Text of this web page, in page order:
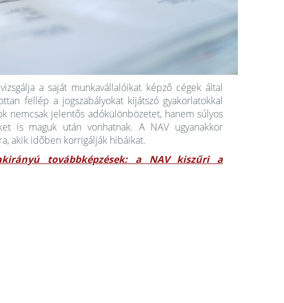
a saját munkavállalóikat képző cégek által
fellép a jogszabályokat kijátszó gyakorlatokkal
nemcsak jelentős adókülönbözetet, hanem súlyos
is maguk után vonhatnak. A NAV ugyanakkor
akik időben korrigálják hibáikat.
továbbképzések: a NAV kiszűri a